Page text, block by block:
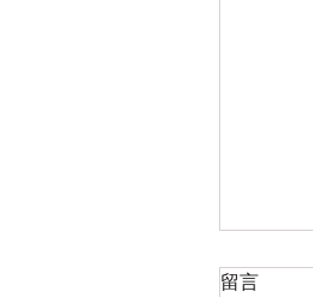
2026
留言